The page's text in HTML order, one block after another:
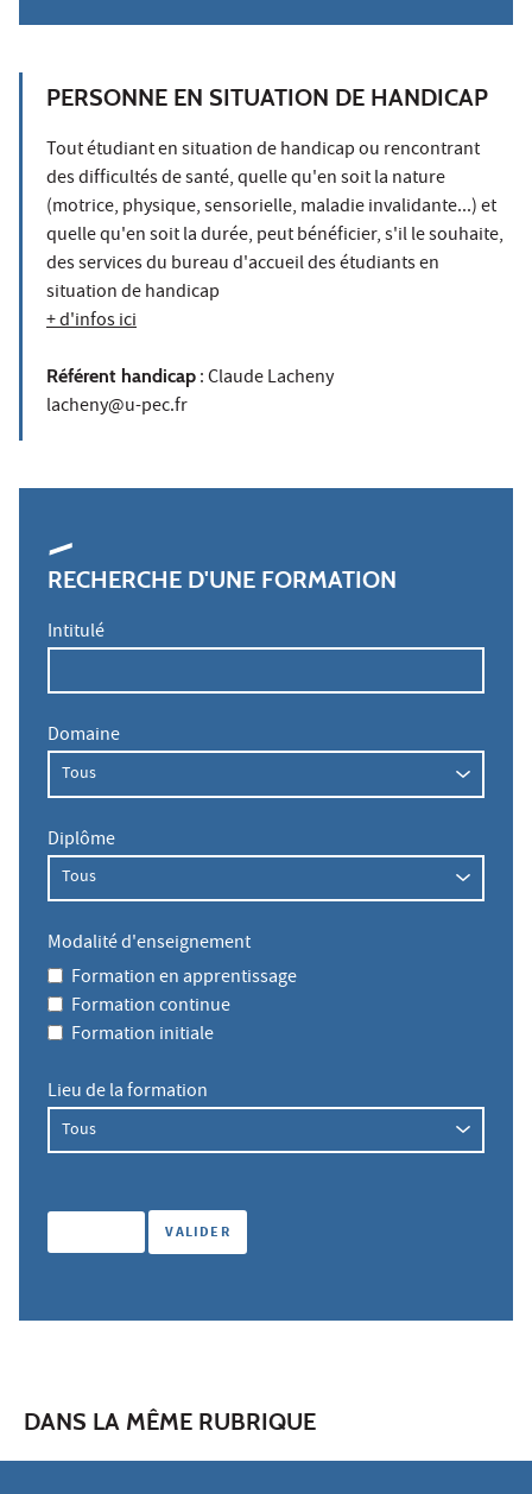
PERSONNE EN SITUATION DE HANDICAP
Tout étudiant en situation de handicap ou rencontrant
des difficultés de santé, quelle qu'en soit la nature
(motrice, physique, sensorielle, maladie invalidante...) et
quelle qu'en soit la durée, peut bénéficier, s'il le souhaite,
des services du bureau d'accueil des étudiants en
situation de handicap
+ d'infos ici
Référent handicap : Claude Lacheny
lacheny@u-pec.fr
RECHERCHE D'UNE FORMATION
Intitulé
Domaine
Diplôme
Modalité d'enseignement
Formation en apprentissage
Formation continue
Formation initiale
Lieu de la formation
DANS LA MÊME RUBRIQUE